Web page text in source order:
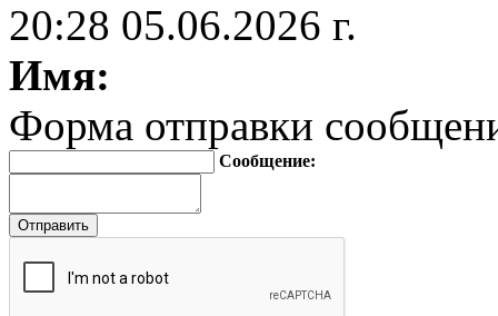
20:28 05.06.2026 г.
Имя:
Форма отправки
Сообщение: